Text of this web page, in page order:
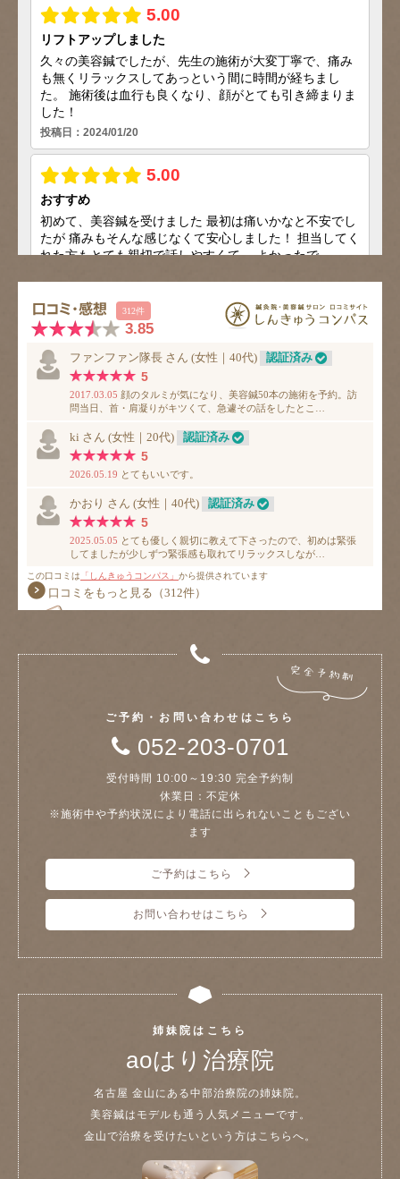
ご予約・お問い合わせはこちら
052-203-0701
受付時間 10:00～19:30 完全予約制
休業日：不定休
※施術中や予約状況により電話に出られないこともござい
ます
ご予約はこちら
お問い合わせはこちら
姉妹院はこちら
aoはり治療院
名古屋 金山にある中部治療院の姉妹院。
美容鍼はモデルも通う人気メニューです。
金山で治療を受けたいという方はこちらへ。